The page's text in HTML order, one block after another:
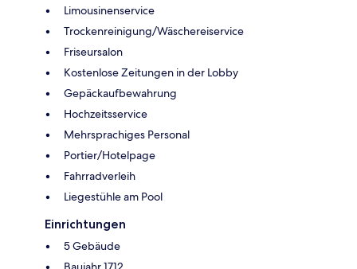
Limousinenservice
Trockenreinigung/Wäschereiservice
Friseursalon
Kostenlose Zeitungen in der Lobby
Gepäckaufbewahrung
Hochzeitsservice
Mehrsprachiges Personal
Portier/Hotelpage
Fahrradverleih
Liegestühle am Pool
Einrichtungen
5 Gebäude